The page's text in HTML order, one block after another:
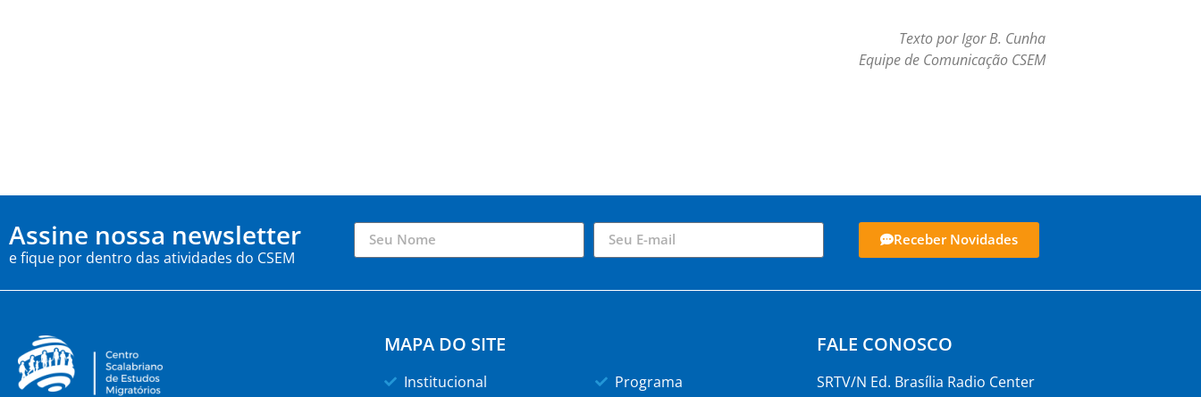
Texto por Igor B. Cunha
Equipe de Comunicação CSEM
Assine nossa newsletter
e fique por dentro das atividades do CSEM
Receber Novidades
MAPA DO SITE
Institucional Programa
FALE CONOSCO
SRTV/N Ed. Brasília Radio Center